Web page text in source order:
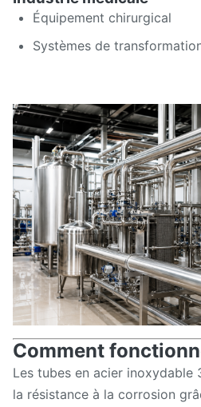
Équipement chirurgical
Systèmes de
Comment
Les tubes en acier inoxydable
la résistance à la corrosion